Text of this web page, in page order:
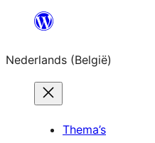
Spring
de
inhoud
Nederlands (België)
Thema’s